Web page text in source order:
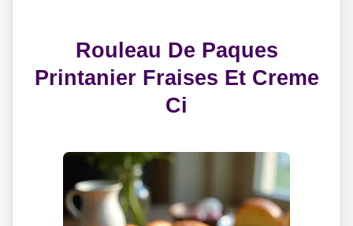
Rouleau De Paques
Printanier Fraises Et Creme
Ci